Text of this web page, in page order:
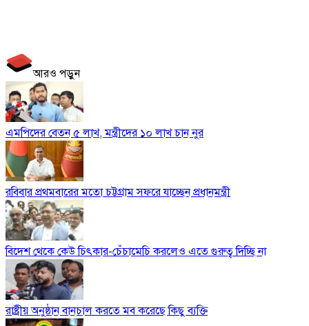
আরও পড়ুন
এমপিদের বেতন ৫ লাখ, মন্ত্রীদের ১০ লাখ চান নুর
রবিবার প্রথমবারের মতো চট্টগ্রাম সফরে যাচ্ছেন প্রধানমন্ত্রী
বিদেশ থেকে কেউ চিৎকার-চেঁচামেচি করলেও এতে গুরুত্ব দিচ্ছি না
রাষ্ট্রীয় অনুষ্ঠান বানচাল করতে মব করেছে কিছু ব্যক্তি